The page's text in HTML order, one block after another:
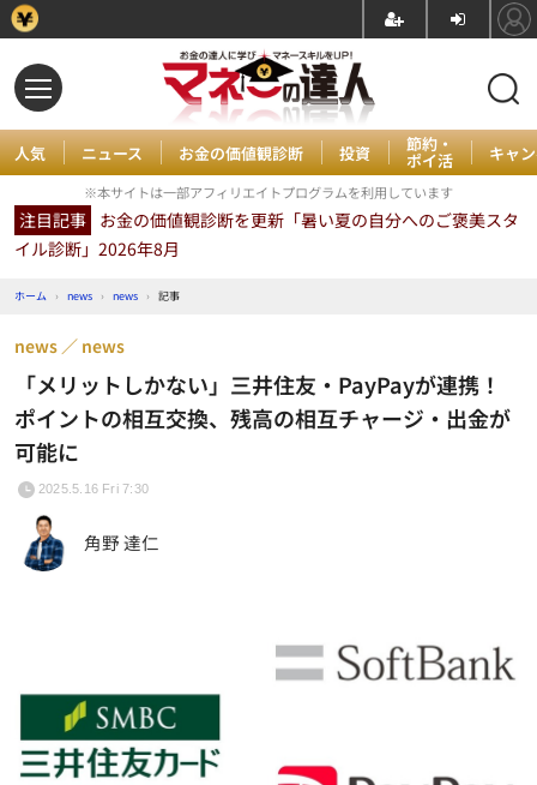
人気 ニュース お金の価値観診断 投資 節約・
ポイ活 キャ
※本サイトは一部アフィリエイトプログラムを利用しています
注目記事 お金の価値観診断を更新「暑い夏の自分へのご褒美スタ
イル診断」2026年8月
ホーム › news › news › 記事
「メリットしかない」三井住友・PayPayが連携！
ポイントの相互交換、残高の相互チャージ・出金が
可能に
news news
2025.5.16 Fri 7:30
角野 達仁